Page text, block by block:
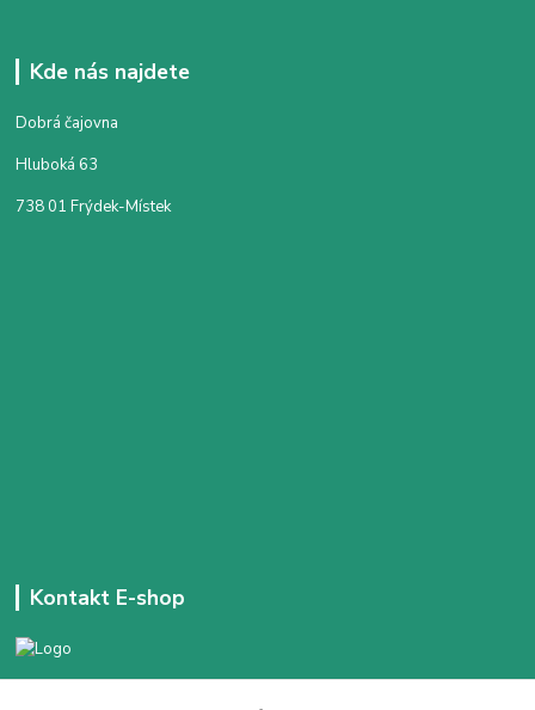
Kde nás najdete
Dobrá čajovna
Hluboká 63
738 01 Frýdek-Místek
Kontakt E-shop